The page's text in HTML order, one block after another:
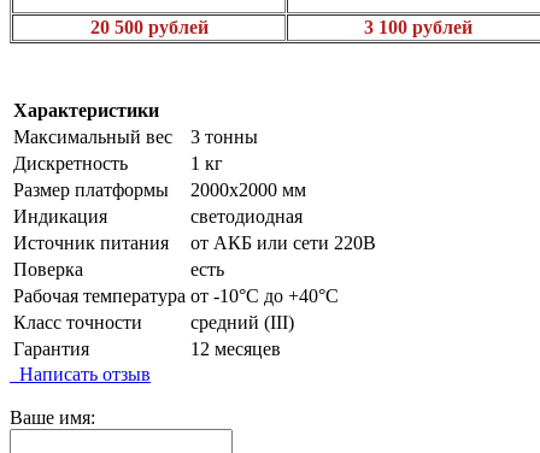
20 500 рублей 3 100 рублей
Характеристики
Максимальный вес
3 тонны
Дискретность
1 кг
Размер платформы
2000х2000 мм
Индикация
светодиодная
Источник питания
от АКБ или сети 220В
Поверка
есть
Рабочая температура от -10°C до +40°C
Класс точности
средний (III)
Гарантия
12 месяцев
Написать отзыв
Ваше имя: